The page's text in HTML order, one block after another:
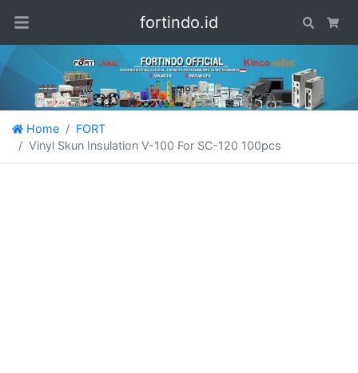
fortindo.id Search
Home
FORT
Vinyl Skun Insulation V-100 For SC-120 100pcs